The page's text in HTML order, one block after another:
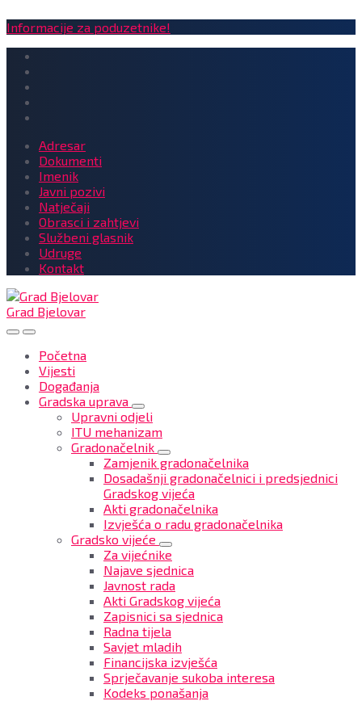
Informacije za poduzetnike!
Adresar
Dokumenti
Imenik
Javni pozivi
Natječaji
Obrasci i zahtjevi
Službeni glasnik
Udruge
Kontakt
Grad Bjelovar
Početna
Vijesti
Događanja
Gradska uprava
Upravni odjeli
ITU mehanizam
Gradonačelnik
Zamjenik gradonačelnika
Dosadašnji gradonačelnici i predsjednici
Gradskog vijeća
Akti gradonačelnika
Izvješća o radu gradonačelnika
Gradsko vijeće
Za vijećnike
Najave sjednica
Javnost rada
Akti Gradskog vijeća
Zapisnici sa sjednica
Radna tijela
Savjet mladih
Financijska izvješća
Sprječavanje sukoba interesa
Kodeks ponašanja